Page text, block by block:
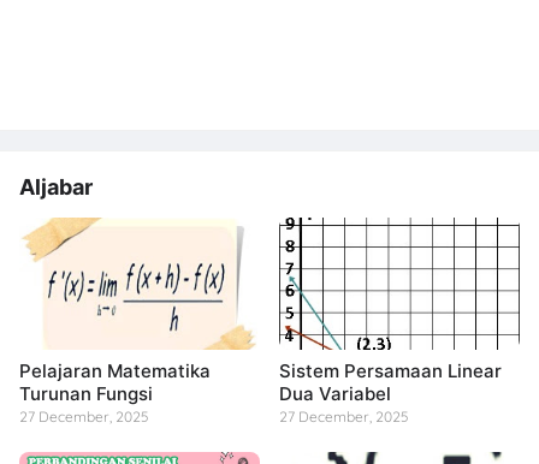
Aljabar
Pelajaran Matematika
Turunan Fungsi
27 December, 2025
Sistem Persamaan Linear
Dua Variabel
27 December, 2025